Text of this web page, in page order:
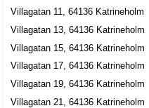
Villagatan 11, 64136 Katrineholm
Villagatan 13, 64136 Katrineholm
Villagatan 15, 64136 Katrineholm
Villagatan 17, 64136 Katrineholm
Villagatan 19, 64136 Katrineholm
Villagatan 21, 64136 Katrineholm